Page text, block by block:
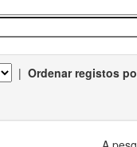
| Ordenar registos